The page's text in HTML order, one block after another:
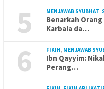
5 MENJAWAB SYUBHAT,
Benarkah
Karbala da…
6 FIKIH, MENJAWAB
Ibn Qayyim:
Perang…